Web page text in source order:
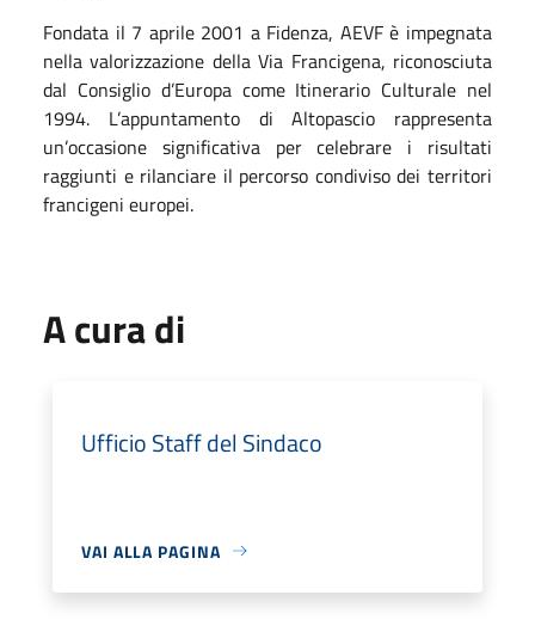
Fondata il 7 aprile 2001 a Fidenza, AEVF è impegnata
nella valorizzazione della Via Francigena, riconosciuta
dal Consiglio d’Europa come Itinerario Culturale nel
1994. L’appuntamento di Altopascio rappresenta
un’occasione significativa per celebrare i risultati
raggiunti e rilanciare il percorso condiviso dei territori
francigeni europei.
A cura di
Ufficio Staff del Sindaco
VAI ALLA PAGINA